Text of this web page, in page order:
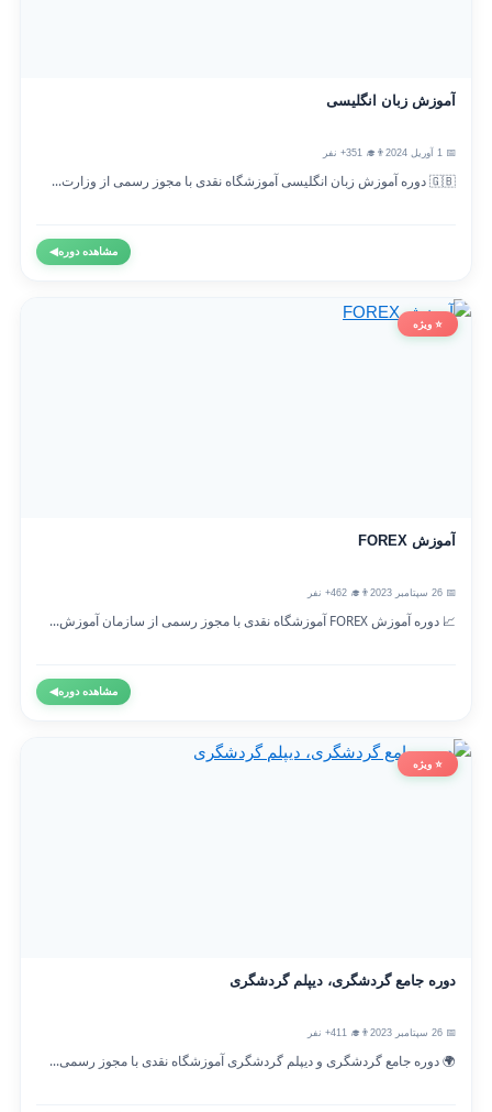
آموزش زبان انگلیسی
👨‍🎓 351+ نفر
🇬🇧 دوره آموزش زبان انگلیسی آموزشگاه نقدی با مجوز رسمی از وزارت...
مشاهده دوره◀
⭐ ویژه
آموزش FOREX
👨‍🎓 462+ نفر
📈 دوره آموزش FOREX آموزشگاه نقدی با مجوز رسمی از سازمان آموزش...
مشاهده دوره◀
⭐ ویژه
دوره جامع گردشگری، دیپلم گردشگری
👨‍🎓 411+ نفر
🌍 دوره جامع گردشگری و دیپلم گردشگری آموزشگاه نقدی با مجوز رسمی...